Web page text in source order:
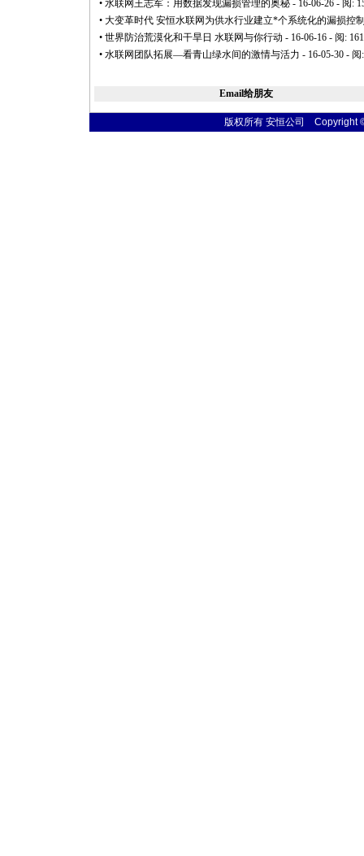
• 水联网王志军：用数据发现漏损管理的奥秘 - 16-06-26 - 阅:
• 大变革时代 安恒水联网为供水行业建立*个系统化的漏损控
• 世界防治荒漠化和干旱日 水联网与你行动 - 16-06-16 - 阅:
• 水联网团队拓展—看青山绿水间的激情与活力 - 16-05-30 - 阅
Email给朋友
版权所有 安恒公司 Copyright